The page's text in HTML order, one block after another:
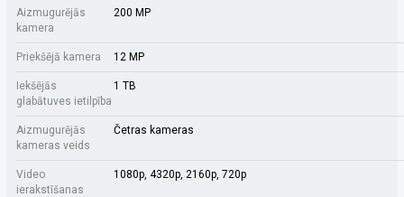
Aizmugurējās
kamera
200 MP
Priekšējā kamera 12 MP
Iekšējās
glabātuves ietilpība
1 TB
Aizmugurējās
kameras veids
Četras kameras
Video
ierakstīšanas
1080p, 4320p, 2160p, 720p